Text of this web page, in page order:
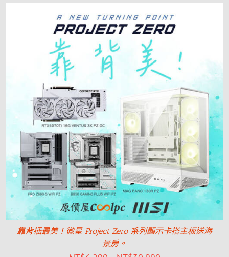
靠背插最美！微星 Project Zero 系列顯示卡搭主板送海
景房。